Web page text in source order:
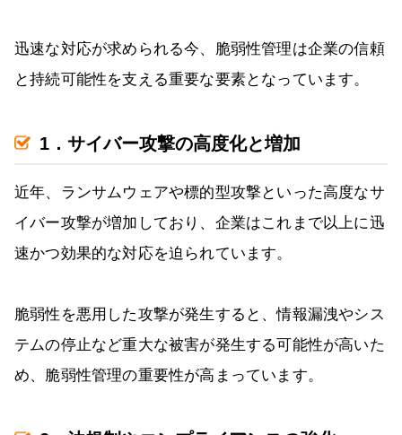
迅速な対応が求められる今、脆弱性管理は企業の信頼
と持続可能性を支える重要な要素となっています。
1．サイバー攻撃の高度化と増加
近年、ランサムウェアや標的型攻撃といった高度なサ
イバー攻撃が増加しており、企業はこれまで以上に迅
速かつ効果的な対応を迫られています。
脆弱性を悪用した攻撃が発生すると、情報漏洩やシス
テムの停止など重大な被害が発生する可能性が高いた
め、脆弱性管理の重要性が高まっています。